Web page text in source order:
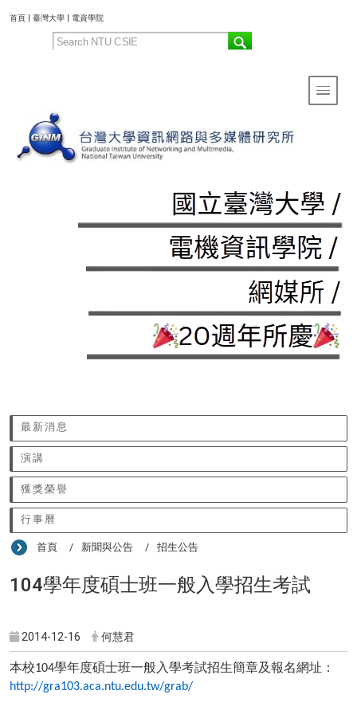
首頁 | 臺灣大學 | 電資學院
最新消息
演講
獲獎榮譽
行事曆
首頁 新聞與公告 招生公告
104學年度碩士班一般入學招生考試
2014-12-16 何慧君
本校104學年度碩士班一般入學考試招生簡章及報名網址：
http://gra103.aca.ntu.edu.tw/grab/